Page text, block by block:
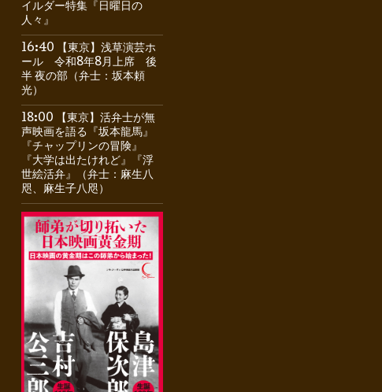
イルダー特集『日曜日の
人々』
16:40 【東京】浅草演芸ホ
ール 令和8年8月上席 後
半 夜の部（弁士：坂本頼
光）
18:00 【東京】活弁士が無
声映画を語る『坂本龍馬』
『チャップリンの冒険』
『大学は出たけれど』『浮
世絵活弁』（弁士：麻生八
咫、麻生子八咫）